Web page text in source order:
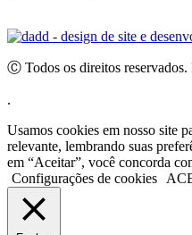
Ⓒ Todos os direitos
.
Usamos cookies em nosso site
relevante, lembrando suas
em “Aceitar”, você concorda
Configurações de cookies